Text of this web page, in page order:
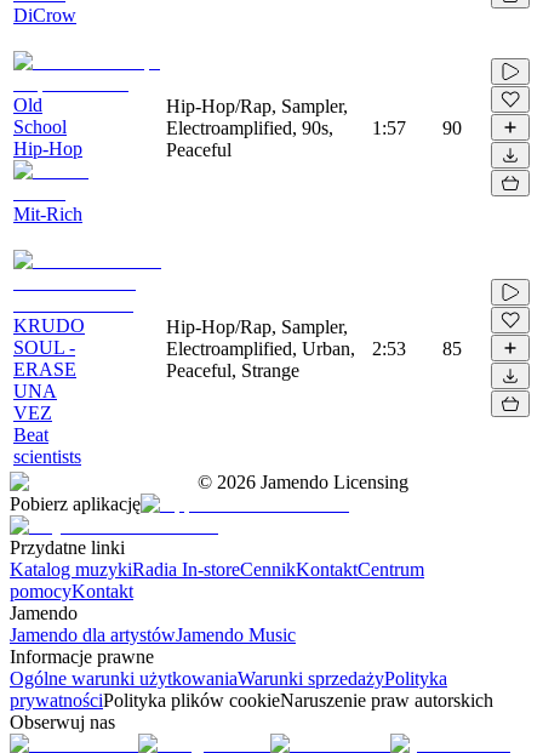
DiCrow
Old
School
Hip-Hop
Mit-Rich
Hip-Hop/Rap, Sampler,
Electroamplified, 90s,
Peaceful
1:57 90
KRUDO
SOUL -
ERASE
UNA
VEZ
Beat
scientists
Hip-Hop/Rap, Sampler,
Electroamplified, Urban,
Peaceful, Strange
2:53 85
© 2026 Jamendo Licensing
Pobierz aplikację
Przydatne linki
Katalog muzykiRadia In-storeCennikKontaktCentrum
pomocyKontakt
Jamendo
Jamendo dla artystówJamendo Music
Informacje prawne
Ogólne warunki użytkowaniaWarunki sprzedażyPolityka
prywatnościPolityka plików cookieNaruszenie praw autorskich
Obserwuj nas